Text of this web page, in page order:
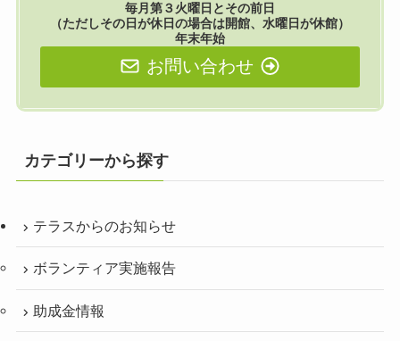
毎月第３火曜日とその前日
（ただしその日が休日の場合は開館、水曜日が休館）
年末年始
お問い合わせ
カテゴリーから探す
テラスからのお知らせ
ボランティア実施報告
助成金情報